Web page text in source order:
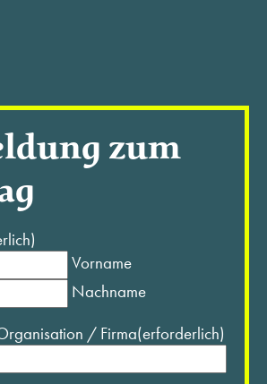
zum
Vorname
Nachname
/ Firma(erforderlich)